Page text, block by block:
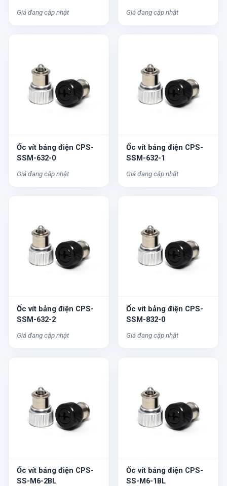
Giá đang cập nhật Giá đang cập nhật
Ốc vít bảng điện CPS-
SSM-632-0
Giá đang cập nhật
Ốc vít bảng điện CPS-
SSM-632-1
Giá đang cập nhật
Ốc vít bảng điện CPS-
SSM-632-2
Giá đang cập nhật
Ốc vít bảng điện CPS-
SSM-832-0
Giá đang cập nhật
Ốc vít bảng điện CPS-
SS-M6-2BL
Ốc vít bảng điện CPS-
SS-M6-1BL